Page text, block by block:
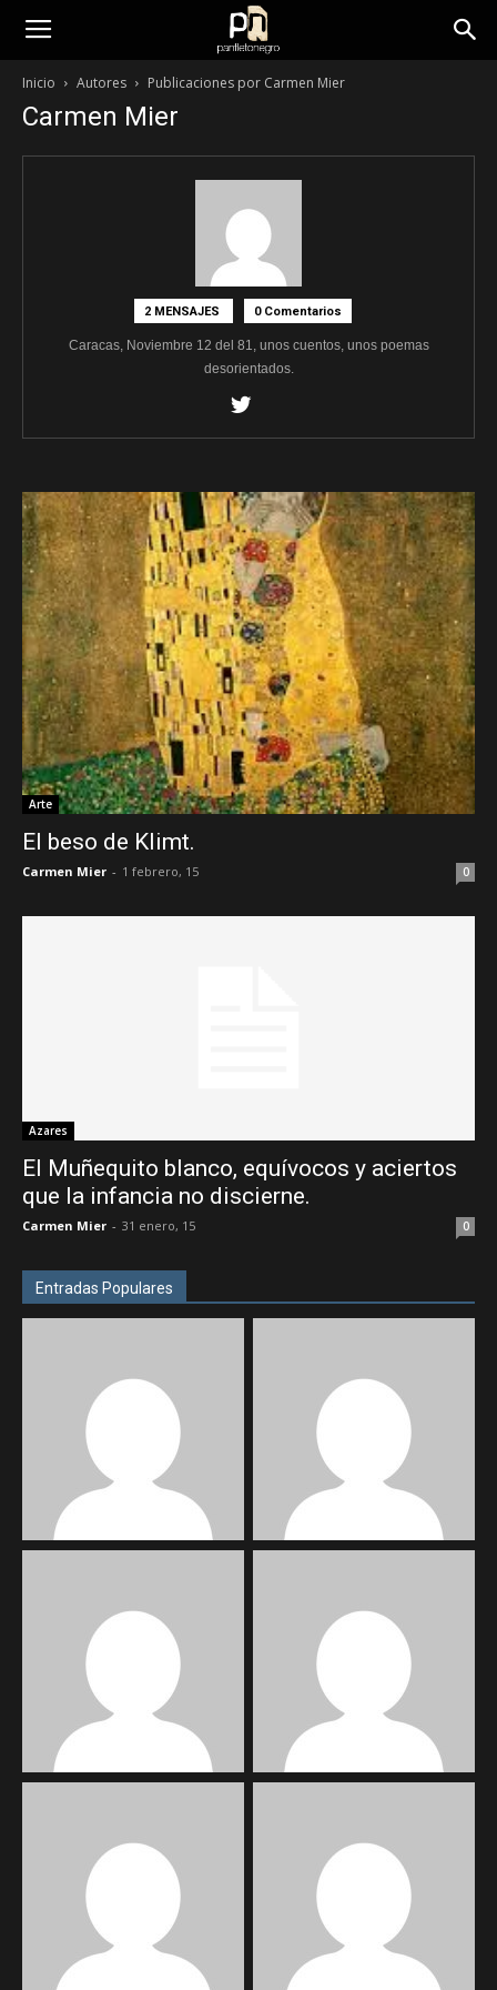
panfletonegro
Inicio Autores Publicaciones por Carmen Mier
Carmen Mier
2 MENSAJES 0 Comentarios
Caracas, Noviembre 12 del 81, unos cuentos, unos poemas
desorientados.
Arte
El beso de Klimt.
Carmen Mier - 1 febrero, 15 0
Azares
El Muñequito blanco, equívocos y aciertos
que la infancia no discierne.
Carmen Mier - 31 enero, 15 0
Entradas Populares